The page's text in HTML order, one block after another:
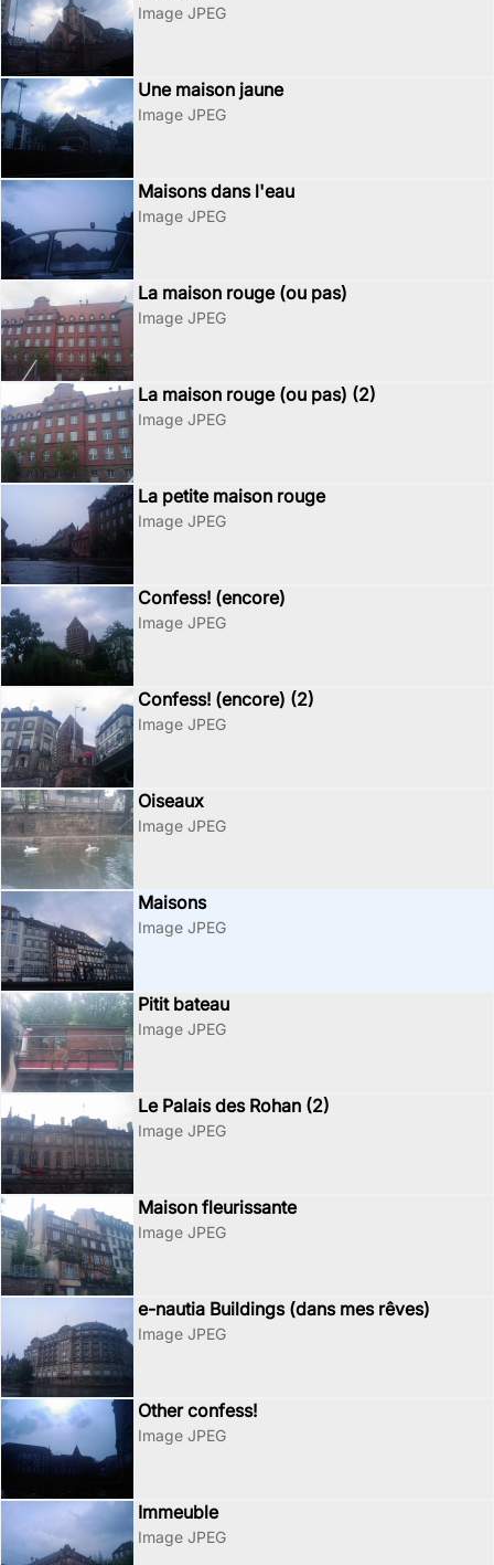
Image JPEG
Une maison jaune
Image JPEG
Maisons dans l'eau
Image JPEG
La maison rouge (ou pas)
Image JPEG
La maison rouge (ou pas) (2)
Image JPEG
La petite maison rouge
Image JPEG
Confess! (encore)
Image JPEG
Confess! (encore) (2)
Image JPEG
Oiseaux
Image JPEG
Maisons
Image JPEG
Pitit bateau
Image JPEG
Le Palais des Rohan (2)
Image JPEG
Maison fleurissante
Image JPEG
e-nautia Buildings (dans mes rêves)
Image JPEG
Other confess!
Image JPEG
Immeuble
Image JPEG